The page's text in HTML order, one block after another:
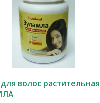
волос растительная